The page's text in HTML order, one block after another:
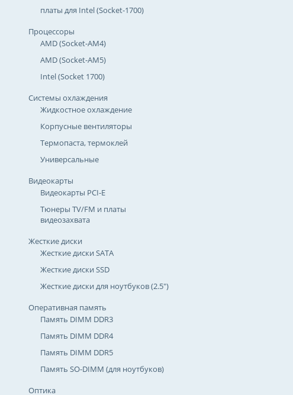
платы для Intel (Socket-1700)
Процессоры
AMD (Socket-AM4)
AMD (Socket-AM5)
Intel (Socket 1700)
Системы охлаждения
Жидкостное охлаждение
Корпусные вентиляторы
Термопаста, термоклей
Универсальные
Видеокарты
Видеокарты PCI-E
Тюнеры TV/FM и платы
видеозахвата
Жесткие диски
Жесткие диски SATA
Жесткие диски SSD
Жесткие диски для ноутбуков (2.5")
Оперативная память
Память DIMM DDR3
Память DIMM DDR4
Память DIMM DDR5
Память SO-DIMM (для ноутбуков)
Оптика